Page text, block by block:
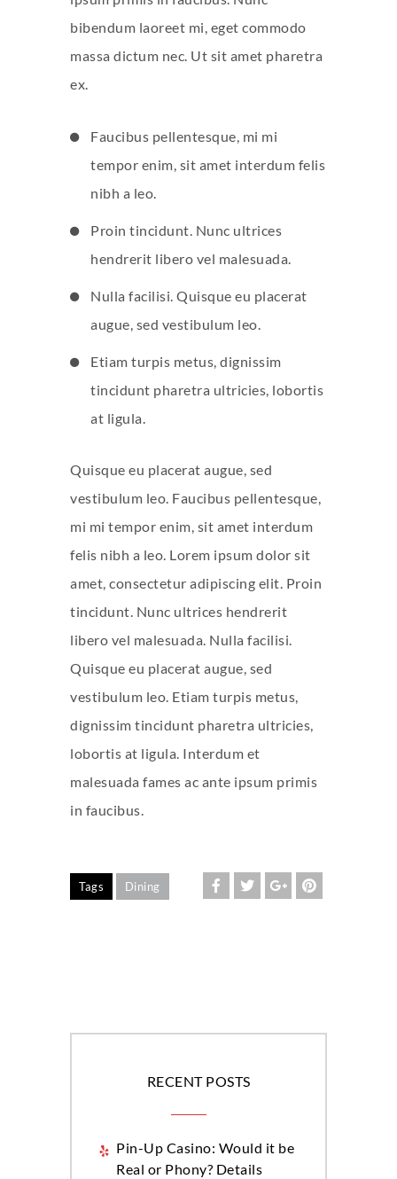
RECENT POSTS
Pin-Up Casino: Would it be
Real or Phony? Details
bibendum laoreet mi, eget commodo
massa dictum nec. Ut sit amet pharetra
ex.
Faucibus pellentesque, mi mi
tempor enim, sit amet interdum felis
nibh a leo.
Proin tincidunt. Nunc ultrices
hendrerit libero vel malesuada.
Nulla facilisi. Quisque eu placerat
augue, sed vestibulum leo.
Etiam turpis metus, dignissim
tincidunt pharetra ultricies, lobortis
at ligula.
Quisque eu placerat augue, sed
vestibulum leo. Faucibus pellentesque,
mi mi tempor enim, sit amet interdum
felis nibh a leo. Lorem ipsum dolor sit
amet, consectetur adipiscing elit. Proin
tincidunt. Nunc ultrices hendrerit
libero vel malesuada. Nulla facilisi.
Quisque eu placerat augue, sed
vestibulum leo. Etiam turpis metus,
dignissim tincidunt pharetra ultricies,
lobortis at ligula. Interdum et
malesuada fames ac ante ipsum primis
in faucibus.
Tags Dining